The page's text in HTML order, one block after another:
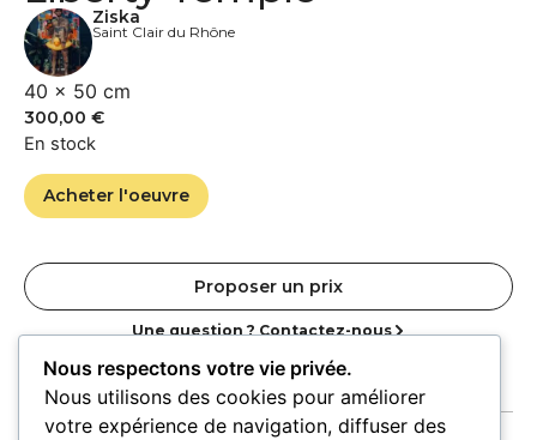
Ziska
Saint Clair du Rhône
40 × 50 cm
300,00 €
En stock
Acheter l'oeuvre
Proposer un prix
Une question ? Contactez-nous
Nous respectons votre vie privée.
Nous utilisons des cookies pour améliorer
votre expérience de navigation, diffuser des